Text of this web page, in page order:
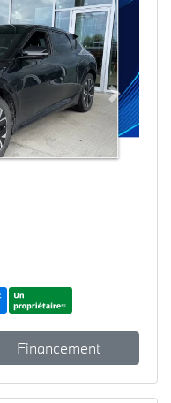
Next
Financement